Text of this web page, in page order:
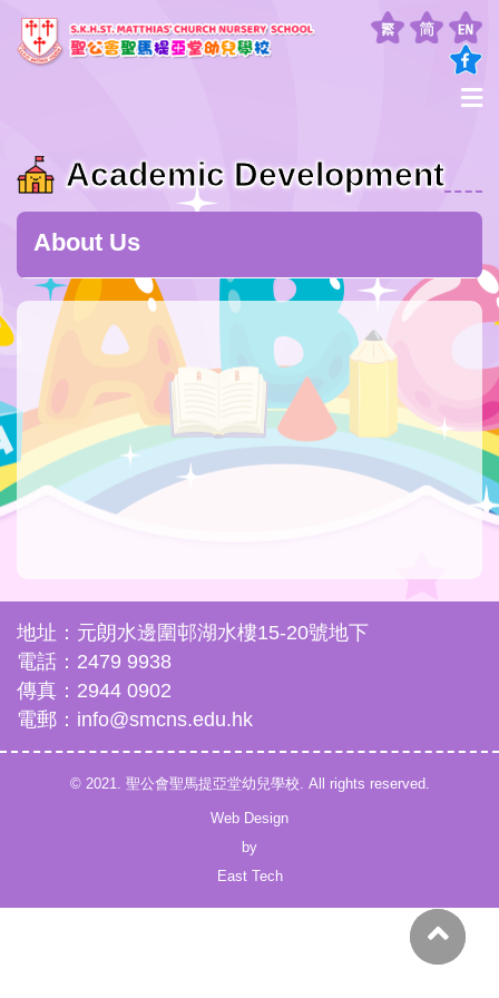
Academic Development
About Us
地址：元朗水邊圍邨湖水樓15-20號地下
電話：2479 9938
傳真：2944 0902
電郵：info@smcns.edu.hk
© 2021. 聖公會聖馬提亞堂幼兒學校. All rights reserved.
Web Design
by
East Tech